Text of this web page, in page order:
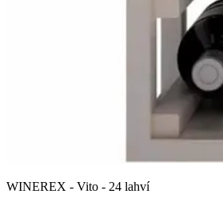
WINEREX - Vito - 24 lahví